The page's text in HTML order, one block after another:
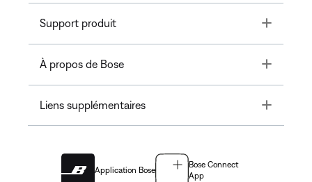
Support produit Toggle
À propos de Bose Toggle
Liens supplémentaires Toggle
Application Bose
Bose Connect
App